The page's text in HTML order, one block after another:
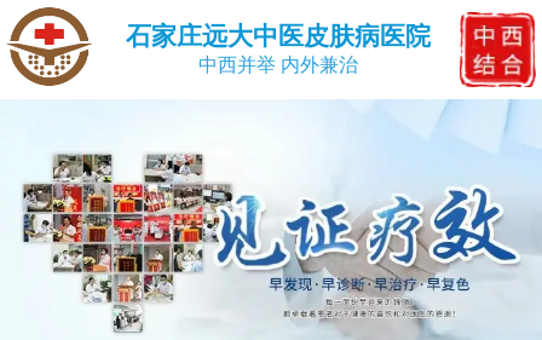
石家庄远大中医皮肤病医院
中西并举 内外兼治